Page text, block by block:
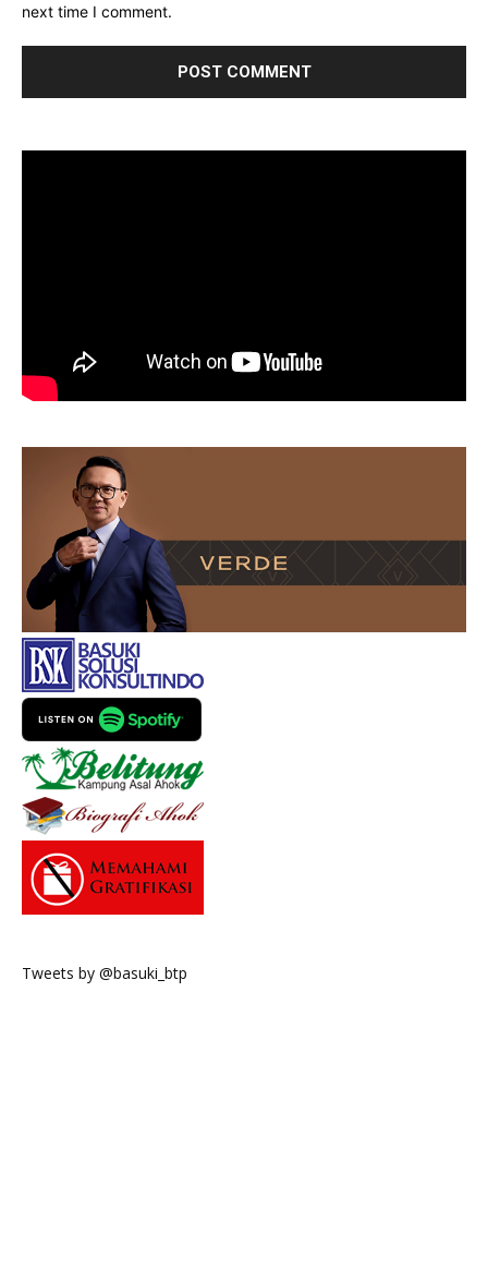
next time I comment.
Tweets by @basuki_btp